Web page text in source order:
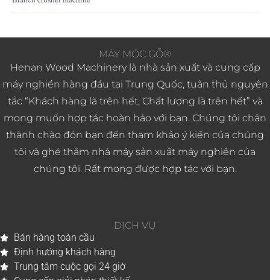
MÁY MÓC GỖ®
Henan Wood Machinery là nhà sản xuất và cung cấp
máy nghiền hàng đầu tại Trung Quốc, tuân thủ nguyên
tắc “Khách hàng là trên hết, Chất lượng là trên hết” và
mong muốn hợp tác hoàn hảo với bạn. Chúng tôi chân
thành chào đón bạn đến tham khảo ý kiến ​​của chúng
tôi và ghé thăm nhà máy sản xuất máy nghiền của
chúng tôi. Rất mong được hợp tác với bạn.
DỊCH VỤ
Bán hàng toàn cầu
Định hướng khách hàng
Trung tâm cuộc gọi 24 giờ